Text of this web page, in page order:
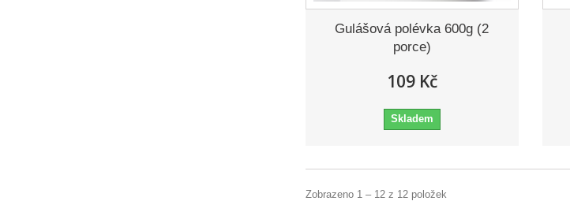
Gulášová polévka 600g (2
porce)
109 Kč
Skladem
Zobrazeno 1 – 12 z 12 položek